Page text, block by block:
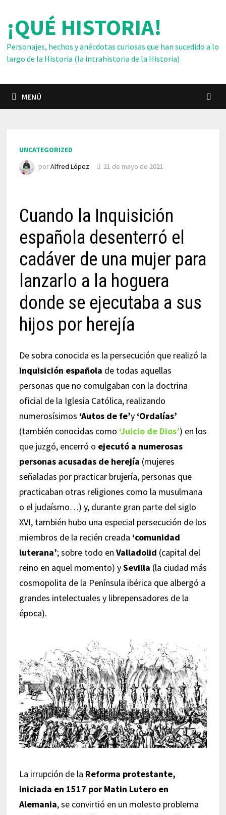
contenido
¡QUÉ HISTORIA!
Personajes, hechos y anécdotas curiosas que han sucedido a lo
largo de la Historia (la intrahistoria de la Historia)
MENÚ
UNCATEGORIZED
porAlfred López 21 de mayo de 2021
Cuando la Inquisición
española desenterró el
cadáver de una mujer para
lanzarlo a la hoguera
donde se ejecutaba a sus
hijos por herejía
De sobra conocida es la persecución que realizó la
Inquisición española de todas aquellas
personas que no comulgaban con la doctrina
oficial de la Iglesia Católica, realizando
numerosísimos ‘Autos de fe’y ‘Ordalías’
(también conocidas como ‘Juicio de Dios’) en los
que juzgó, encerró o ejecutó a numerosas
personas acusadas de herejía (mujeres
señaladas por practicar brujería, personas que
practicaban otras religiones como la musulmana
o el judaísmo…) y, durante gran parte del siglo
XVI, también hubo una especial persecución de los
miembros de la recién creada ‘comunidad
luterana’; sobre todo en Valladolid (capital del
reino en aquel momento) ySevilla (la ciudad más
cosmopolita de la Península ibérica que albergó a
grandes intelectuales y librepensadores de la
época).
La irrupción de la Reforma protestante,
iniciada en 1517 por Matin Lutero en
Alemania, se convirtió en un molesto problema